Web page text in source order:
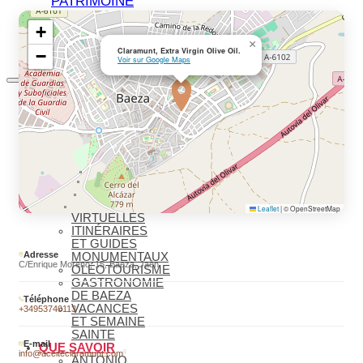
MONDIAL
BIENVENUE
À BAEZA
QUE VOIR
ESSENTIELS
QUE VOIR –
MONUMENTS
MUSÉES
QUE VOIR –
LAGUNA
GRANDE
VISITES
VIRTUELLES
ITINÉRAIRES
ET GUIDES
MONUMENTAUX
OLÉOTOURISME
GASTRONOMIE
DE BAEZA
VACANCES
ET SEMAINE
SAINTE
QUE SAVOIR
Claramunt, Extra Virgin Olive Oil.
Voir sur Google Maps
×
+
−
Leaflet|© OpenStreetMap
Adresse
C/Enrique Moreno, 15, Baeza, Jaén
Téléphone
+34953740113
E-mail
info@aceiteclaramunt.com